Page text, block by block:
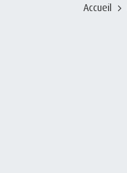
Accueil